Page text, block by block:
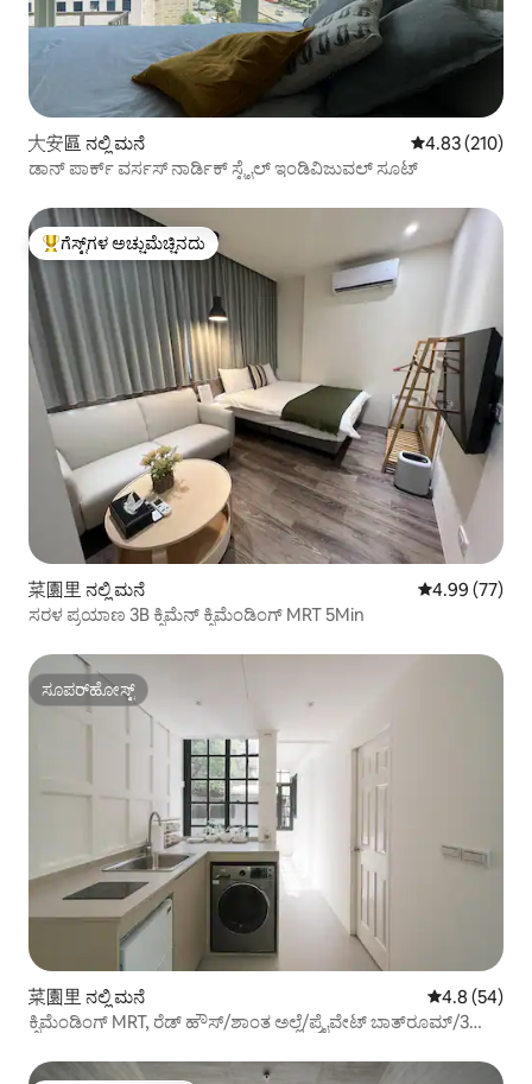
大安區 ನಲ್ಲಿ ಮನೆ 5 ರಲ್ಲಿ 4.83
4.83 (210)
ಡಾನ್ ಪಾರ್ಕ್ ವರ್ಸಸ್ ನಾರ್ಡಿಕ್ ಸ್ಟೈಲ್ ಇಂಡಿವಿಜುವಲ್ ಸೂಟ್
ಗೆಸ್ಟ್‌ಗಳಿಗೆ ಅತಿ ಹೆಚ್ಚು ಅಚ್ಚುಮೆಚ್ಚಿನದು
ಗೆಸ್ಟ್‌ಗಳ ಅಚ್ಚುಮೆಚ್ಚಿನದು
菜園里 ನಲ್ಲಿ ಮನೆ 5 ರಲ್ಲಿ 4.99
4.99 (77)
ಸರಳ ಪ್ರಯಾಣ 3B ಕ್ಸಿಮೆನ್ ಕ್ಸಿಮೆಂಡಿಂಗ್ MRT 5Min
ಸೂಪರ್‌ಹೋಸ್ಟ್
ಸೂಪರ್‌ಹೋಸ್ಟ್
菜園里 ನಲ್ಲಿ ಮನೆ 5 ರಲ್ಲಿ 4.8
4.8 (54)
ಕ್ಸಿಮೆಂಡಿಂಗ್ MRT, ರೆಡ್ ಹೌಸ್/ಶಾಂತ ಅಲ್ಲೆ/ಪ್ರೈವೇಟ್ ಬಾತ್‌ರೂಮ್/3
ದೂರದಲ್ಲಿದ್ದೀರಿ ~